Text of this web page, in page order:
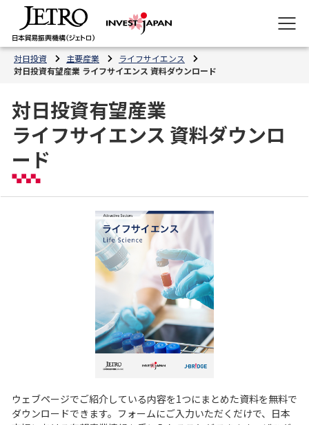
対日投資 主要産業
ライフサイエンス
対日投資有望産業 ライフサイエンス 資料ダウンロード
対日投資有望産業
ライフサイエンス 資料ダウンロ
ード
ウェブページでご紹介している内容を1つにまとめた資料を無料で
ダウンロードできます。フォームにご入力いただくだけで、日本